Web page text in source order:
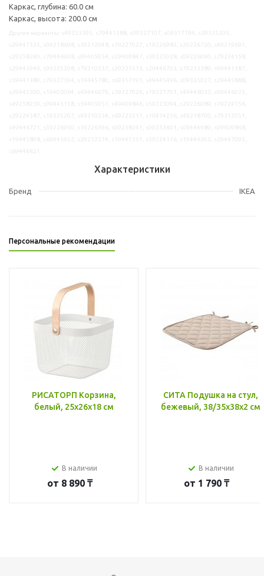
Каркас, глубина: 60.0 см
Каркас, высота: 200.0 см
Характеристики
Бренд IKEA
Персональные рекомендации
РИСАТОРП Корзина,
белый, 25x26x18 см
В наличии
от 8 890 ₸
СИТА Подушка на стул,
бежевый, 38/35x38x2 см
В наличии
от 1 790 ₸